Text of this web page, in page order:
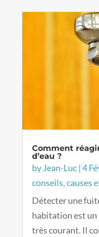
Comment
d’eau ?
byJean-Luc|4
conseils, causes
Détecter une
habitation est
très courant. Il